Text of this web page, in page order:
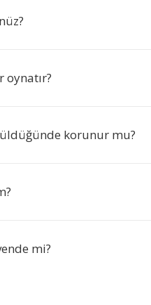
korunur mu?
mi?